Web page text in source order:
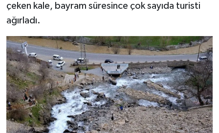
çeken kale, bayram süresince çok sayıda turisti
ağırladı.